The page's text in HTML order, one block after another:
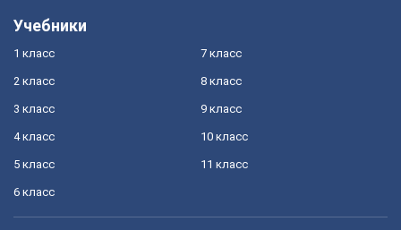
Учебники
1 класс
2 класс
3 класс
4 класс
5 класс
6 класс
7 класс
8 класс
9 класс
10 класс
11 класс